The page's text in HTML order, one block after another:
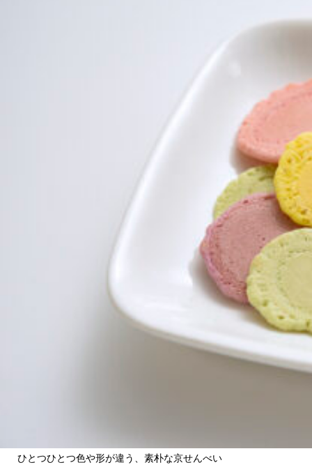
誠光社で選びました。
ひとつひとつ色や形が違う、素朴な京せんべい